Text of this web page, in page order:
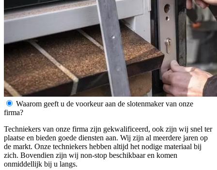
Waarom geeft u de voorkeur aan de slotenmaker van onze
firma?
Techniekers van onze firma zijn gekwalificeerd, ook zijn wij snel ter
plaatse en bieden goede diensten aan. Wij zijn al meerdere jaren op
de markt. Onze techniekers hebben altijd het nodige materiaal bij
zich. Bovendien zijn wij non-stop beschikbaar en komen
onmiddellijk bij u langs.